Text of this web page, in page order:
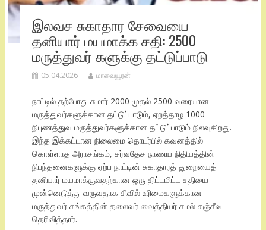
இலவச சுகாதார சேவையை
தனியார் மயமாக்க சதி: 2500
மருத்துவர் களுக்கு தட்டுப்பாடு
05.04.2026 மாவையூரன்
நாட்டில் தற்போது சுமார் 2000 முதல் 2500 வரையான
மருத்துவர்களுக்கான தட்டுப்பாடும், ஏறத்தாழ 1000
நிபுணத்துவ மருத்துவர்களுக்கான தட்டுப்பாடும் நிலவுகிறது.
இந்த இக்கட்டான நிலைமை தொடர்பில் கவனத்தில்
கொள்ளாத அராசங்கம், சர்வதேச நாணய நிதியத்தின்
நிபந்தனைகளுக்கு ஏற்ப நாட்டின் சுகாதாரத் துறையைத்
தனியார் மயமாக்குவதற்கான ஒரு திட்டமிட்ட சதியை
முன்னெடுத்து வருவதாக சிவில் உரிமைகளுக்கான
மருத்துவர் சங்கத்தின் தலைவர் வைத்தியர் சமல் சஞ்சீவ
தெரிவித்தார்.